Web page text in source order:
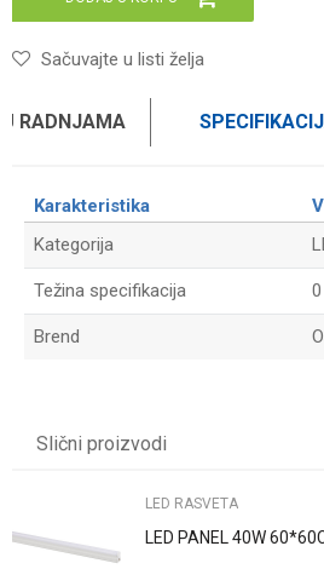
Sačuvajte u listi želja
RADNJAMA
Karakteristika
Kategorija
Težina specifikacija
Brend
Poruka
Slični proizvodi
LED RASVETA
LED PANEL 40W